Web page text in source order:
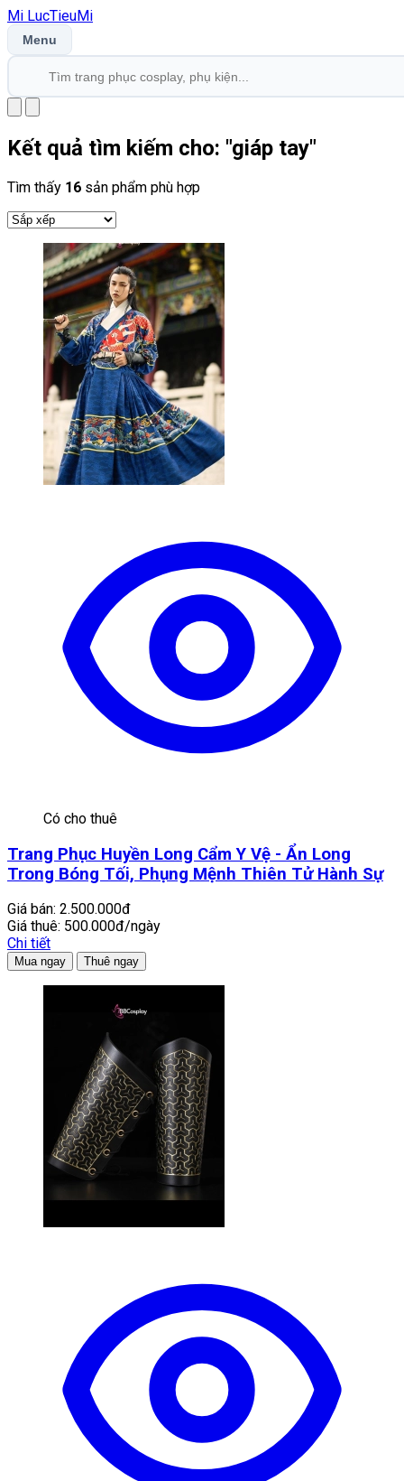
Mi LucTieuMi
Menu
Kết quả tìm kiếm cho: "giáp tay"
Tìm thấy 16 sản phẩm phù hợp
Có cho thuê
Trang Phục Huyền Long Cẩm Y Vệ - Ẩn Long
Trong Bóng Tối, Phụng Mệnh Thiên Tử Hành Sự
Giá bán: 2.500.000đ
Giá thuê: 500.000đ/ngày
Chi tiết
Mua ngay Thuê ngay